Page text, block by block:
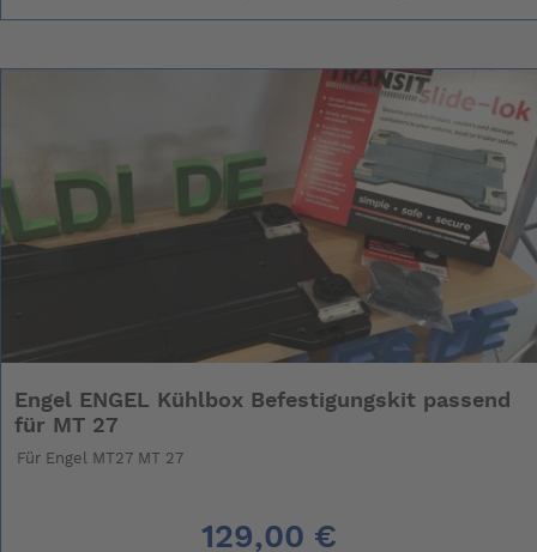
Engel ENGEL Kühlbox Befestigungskit passend
für MT 27
Für Engel MT27 MT 27
129,00 €